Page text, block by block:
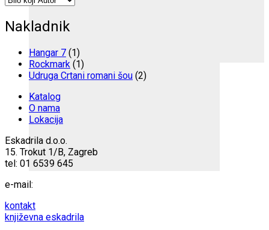
Nakladnik
Hangar 7 (1)
Rockmark (1)
Udruga Crtani romani šou (2)
Katalog
O nama
Lokacija
Eskadrila d.o.o.
15. Trokut 1/B, Zagreb
tel: 01 6539 645
e-mail:
kontakt
književna eskadrila